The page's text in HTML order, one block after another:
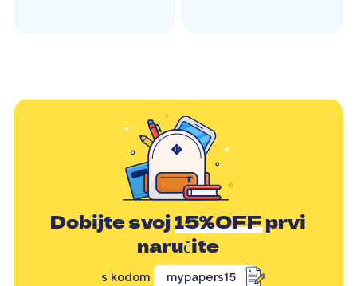
Dobijte svoj15%OFFprvi
naručite
s kodom mypapers15